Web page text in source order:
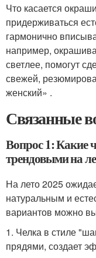
Что касается
придерживаться
гармонично
например,
светлее, помогут
свежей,
женский» .
Связанные
Вопрос 1: Какие
трендовыми на
На лето 2025
натуральным и
вариантов можно
1. Челка в стиле
прядями, создает